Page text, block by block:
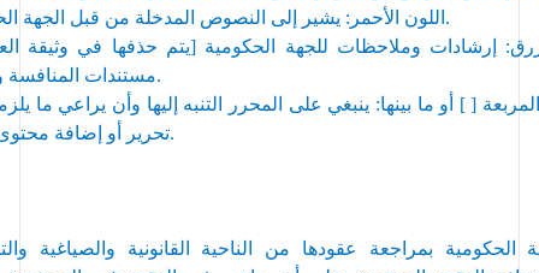
اللون الأحمر: يشير إلى النصوص المدخلة من قبل الجهة .
إرشادات وملاحظات للجهة الحكومية [يتم حذفها في وثيقة
مستندات المنافسة.
تحرير أو إضافة محتوى قبل نشر العقد.